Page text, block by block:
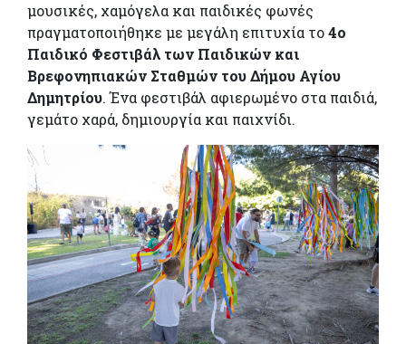
μουσικές, χαμόγελα και παιδικές φωνές
πραγματοποιήθηκε με μεγάλη επιτυχία το4ο
Παιδικό Φεστιβάλ των Παιδικών και
Βρεφονηπιακών Σταθμών του Δήμου Αγίου
Δημητρίου. Ένα φεστιβάλ αφιερωμένο στα παιδιά,
γεμάτο χαρά, δημιουργία και παιχνίδι.